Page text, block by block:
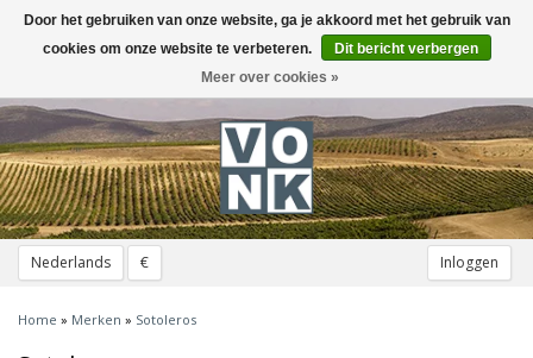
Nederlands € Inloggen
Toggle
navigation
Home » Merken » Sotoleros
Door het gebruiken van onze website, ga je akkoord met het gebruik van
cookies om onze website te verbeteren.
Dit bericht verbergen
Meer over cookies »